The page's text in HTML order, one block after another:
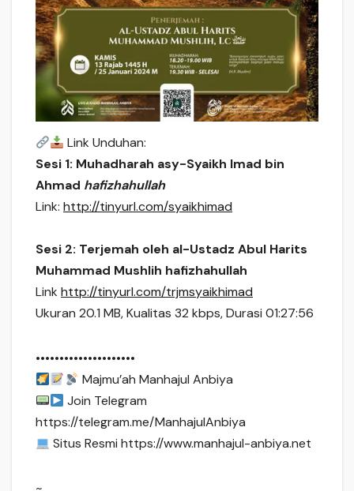
Link Unduhan:
Sesi 1: Muhadharah asy-Syaikh Imad bin
Ahmad hafizhahullah
Link: http://tinyurl.com/syaikhimad
Sesi 2: Terjemah oleh al-Ustadz Abul Harits
Muhammad Mushlih hafizhahullah
Link http://tinyurl.com/trjmsyaikhimad
Ukuran 20.1 MB, Kualitas 32 kbps, Durasi 01:27:56
•••••••••••••••••••••
Majmu’ah Manhajul Anbiya
Join Telegram
https://telegram.me/ManhajulAnbiya
Situs Resmi https://www.manhajul-anbiya.net